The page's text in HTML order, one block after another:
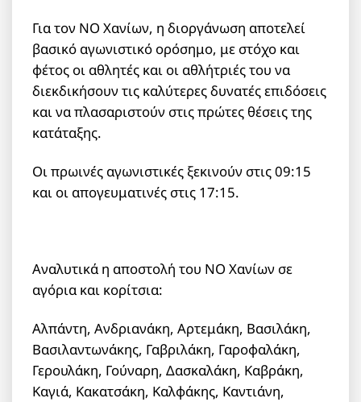
Για τον ΝΟ Χανίων, η διοργάνωση αποτελεί
βασικό αγωνιστικό ορόσημο, με στόχο και
φέτος οι αθλητές και οι αθλήτριές του να
διεκδικήσουν τις καλύτερες δυνατές επιδόσεις
και να πλασαριστούν στις πρώτες θέσεις της
κατάταξης.
Οι πρωινές αγωνιστικές ξεκινούν στις 09:15
και οι απογευματινές στις 17:15.
Αναλυτικά η αποστολή του ΝΟ Χανίων σε
αγόρια και κορίτσια:
Αλπάντη, Ανδριανάκη, Αρτεμάκη, Βασιλάκη,
Βασιλαντωνάκης, Γαβριλάκη, Γαροφαλάκη,
Γερουλάκη, Γούναρη, Δασκαλάκη, Καβράκη,
Καγιά, Κακατσάκη, Καλφάκης, Καντιάνη,